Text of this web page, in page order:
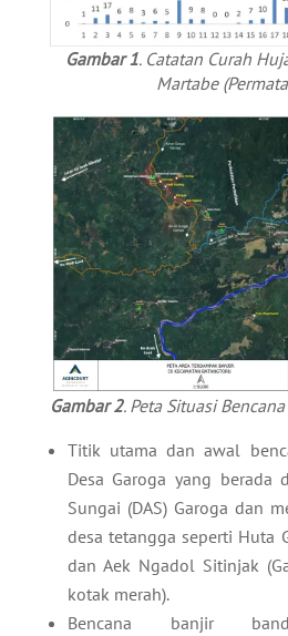
Gambar 1. Catatan Curah
Martabe
Gambar 2. Peta Situasi Bencana
Titik utama dan awal
Desa Garoga yang berada
Sungai (DAS) Garoga dan
desa tetangga seperti Huta
dan Aek Ngadol Sitinjak
kotak merah).
Bencana banjir